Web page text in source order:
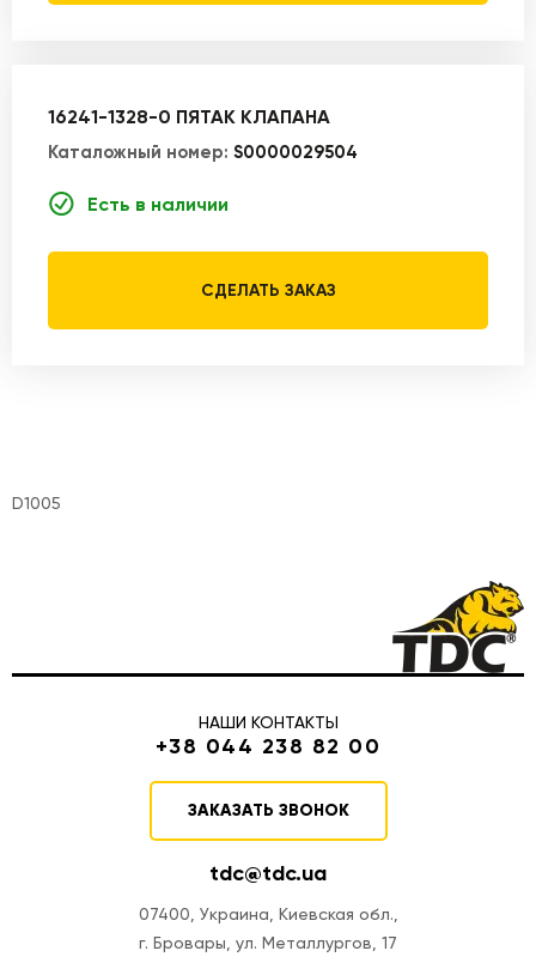
16241-1328-0 ПЯТАК КЛАПАНА
Каталожный номер: S0000029504
Есть в наличии
СДЕЛАТЬ ЗАКАЗ
D1005
НАШИ КОНТАКТЫ
+38 044 238 82 00
ЗАКАЗАТЬ ЗВОНОК
tdc@tdc.ua
07400, Украина, Киевская обл.,
г. Бровары, ул. Металлургов, 17